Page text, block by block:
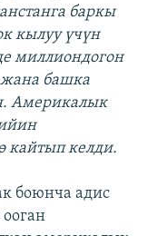
баркы
кылуу үчүн
миллиондогон
жана башка
Америкалык
кайтып келди.
боюнча адис